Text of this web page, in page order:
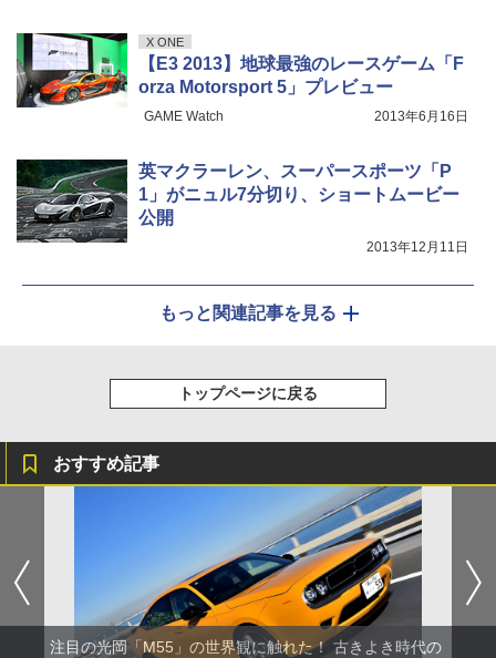
X ONE
【E3 2013】地球最強のレースゲーム「F
orza Motorsport 5」プレビュー
GAME Watch 2013年6月16日
英マクラーレン、スーパースポーツ「P
1」がニュル7分切り、ショートムービー
公開
2013年12月11日
もっと関連記事を見る
トップページに戻る
おすすめ記事
注目の光岡「M55」の世界観に触れた！ 古きよき時代の